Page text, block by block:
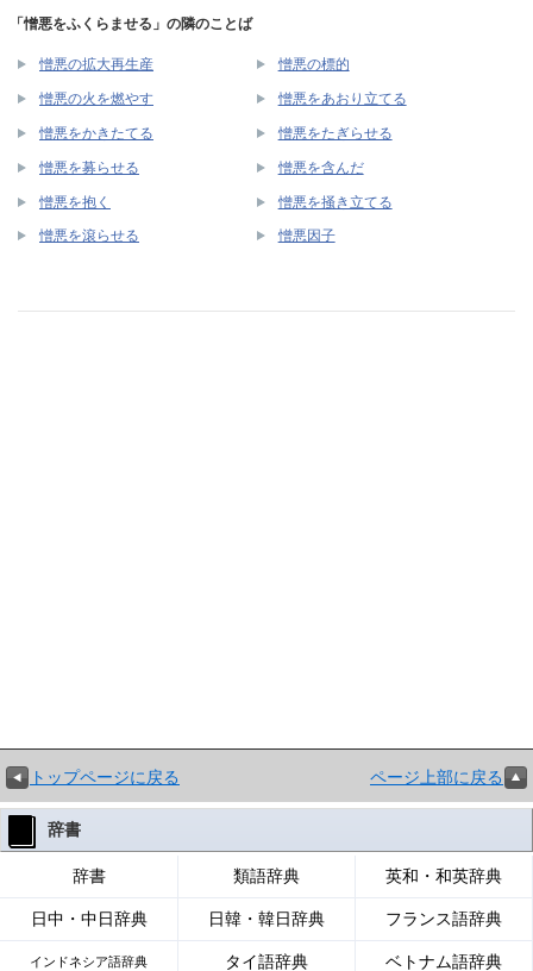
「憎悪をふくらませる」の隣のことば
憎悪の拡大再生産 憎悪の標的
憎悪の火を燃やす 憎悪をあおり立てる
憎悪をかきたてる 憎悪をたぎらせる
憎悪を募らせる 憎悪を含んだ
憎悪を抱く 憎悪を掻き立てる
憎悪を滾らせる 憎悪因子
トップページに戻る ページ上部に戻る
辞書
辞書 類語辞典 英和・和英辞典
日中・中日辞典 日韓・韓日辞典 フランス語辞典
インドネシア語辞典 タイ語辞典 ベトナム語辞典